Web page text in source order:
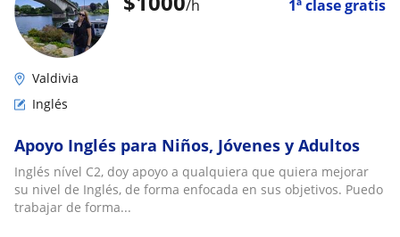
/h 1ª clase gratis
Valdivia
Inglés
Apoyo Inglés para Niños, Jóvenes y Adultos
Inglés nível C2, doy apoyo a qualquiera que quiera mejorar
su nivel de Inglés, de forma enfocada en sus objetivos. Puedo
trabajar de forma...